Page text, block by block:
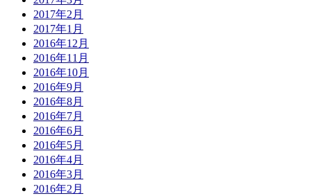
2017年2月
2017年1月
2016年12月
2016年11月
2016年10月
2016年9月
2016年8月
2016年7月
2016年6月
2016年5月
2016年4月
2016年3月
2016年2月